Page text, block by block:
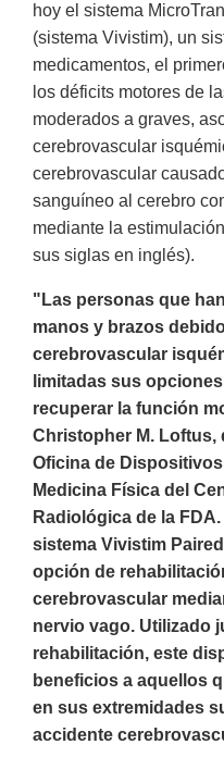
hoy el sistema
(sistema Vivistim), un
medicamentos, el
los déficits motores de
moderados a graves,
cerebrovascular
cerebrovascular
sanguíneo al cerebro
mediante la
sus siglas en inglés).
"Las personas que
manos y brazos
cerebrovascular
limitadas sus
recuperar la función
Christopher M. Loftus,
Oficina de
Medicina Física del
Radiológica de la
sistema Vivistim
opción de
cerebrovascular
nervio vago. Utilizado
rehabilitación, este
beneficios a aquellos
en sus extremidades
accidente